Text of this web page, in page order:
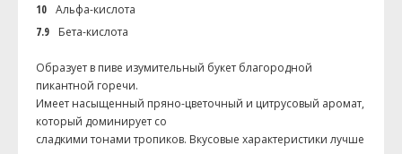
10 Альфа-кислота
7.9
Бета-кислота
Образует в пиве изумительный букет благородной
пикантной горечи.
Имеет насыщенный пряно-цветочный и цитрусовый аромат,
который доминирует со
сладкими тонами тропиков. Вкусовые характеристики лучше